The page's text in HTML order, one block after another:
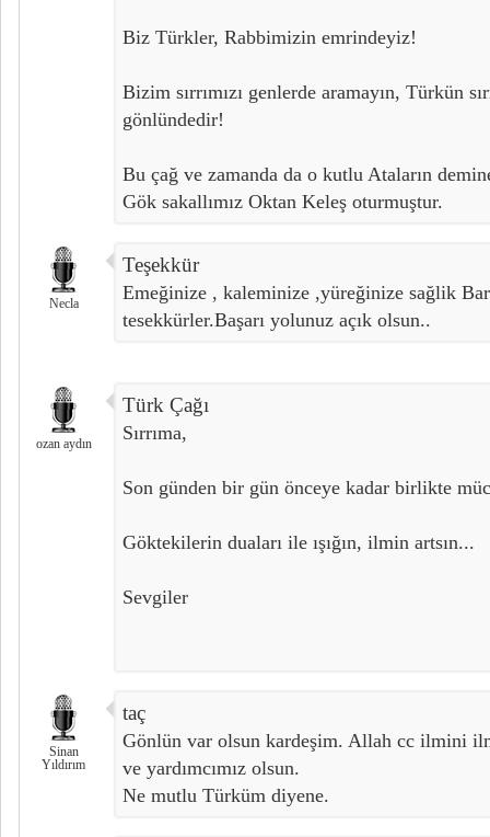
Biz Türkler, Rabbimizin emrindeyiz!
Bizim sırrımızı genlerde aramayın, Türkün
gönlündedir!
Bu çağ ve zamanda da o kutlu Ataların
Gök sakallımız Oktan Keleş oturmuştur.
Necla
Teşekkür
Emeğinize , kaleminize ,yüreğinize sağlik
tesekkürler.Başarı yolunuz açık olsun..
ozan aydın
Türk Çağı
Sırrıma,
Son günden bir gün önceye kadar birlikte
Göktekilerin duaları ile ışığın, ilmin artsın...
Sevgiler
Sinan
Yıldırım
taç
Gönlün var olsun kardeşim. Allah cc ilmini
ve yardımcımız olsun.
Ne mutlu Türküm diyene.